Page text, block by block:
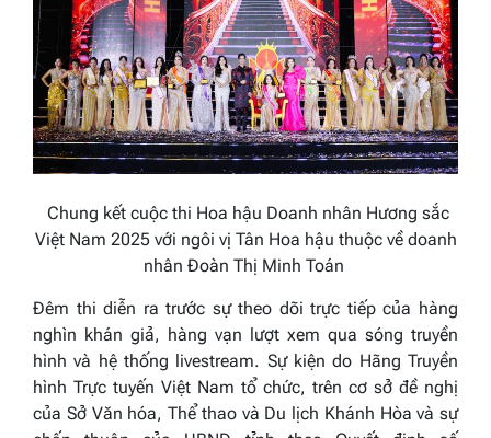
Chung kết cuộc thi Hoa hậu Doanh nhân Hương sắc
Việt Nam 2025 với ngôi vị Tân Hoa hậu thuộc về doanh
nhân Đoàn Thị Minh Toán
Đêm thi diễn ra trước sự theo dõi trực tiếp của hàng
nghìn khán giả, hàng vạn lượt xem qua sóng truyền
hình và hệ thống livestream. Sự kiện do Hãng Truyền
hình Trực tuyến Việt Nam tổ chức, trên cơ sở đề nghị
của Sở Văn hóa, Thể thao và Du lịch Khánh Hòa và sự